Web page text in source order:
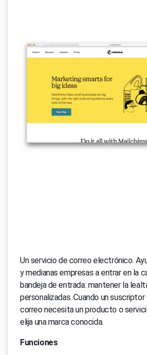
Un servicio de correo electrónico.
y medianas empresas a entrar en la
bandeja de entrada: mantener la
personalizadas. Cuando un
correo necesita un producto o
elija una marca conocida.
Funciones